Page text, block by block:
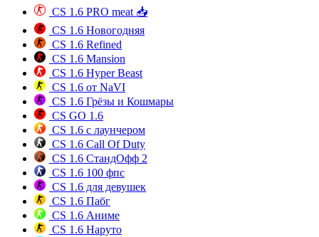
CS 1.6 PRO meat 📥
CS 1.6 Новогодняя
CS 1.6 Refined
CS 1.6 Mansion
CS 1.6 Hyper Beast
CS 1.6 от NaVI
CS 1.6 Грёзы и Кошмары
CS GO 1.6
CS 1.6 с лаунчером
CS 1.6 Call Of Duty
CS 1.6 СтандОфф 2
CS 1.6 100 фпс
CS 1.6 для девушек
CS 1.6 Пабг
CS 1.6 Аниме
CS 1.6 Наруто